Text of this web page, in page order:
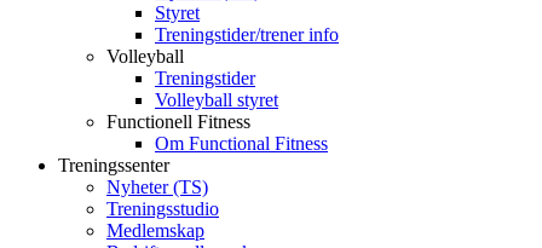
Styret
Treningstider/trener info
Volleyball
Treningstider
Volleyball styret
Functionell Fitness
Om Functional Fitness
Treningssenter
Nyheter (TS)
Treningsstudio
Medlemskap